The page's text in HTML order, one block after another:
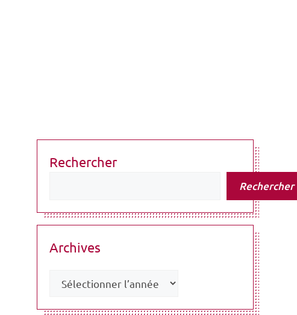
Rechercher
Rechercher
Archives